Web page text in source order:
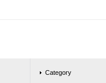
Category